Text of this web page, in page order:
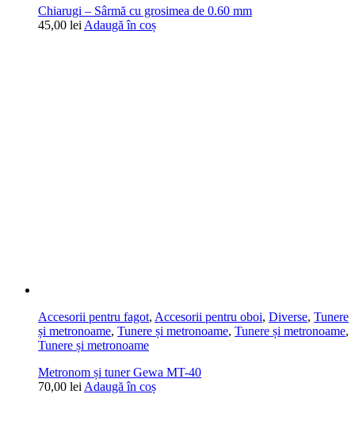
Chiarugi – Sârmă cu grosimea de 0.60 mm
45,00 lei Adaugă în coș
Accesorii pentru fagot, Accesorii pentru oboi, Diverse, Tunere
și metronoame, Tunere și metronoame, Tunere și metronoame,
Tunere și metronoame
Metronom și tuner Gewa MT-40
70,00 lei Adaugă în coș